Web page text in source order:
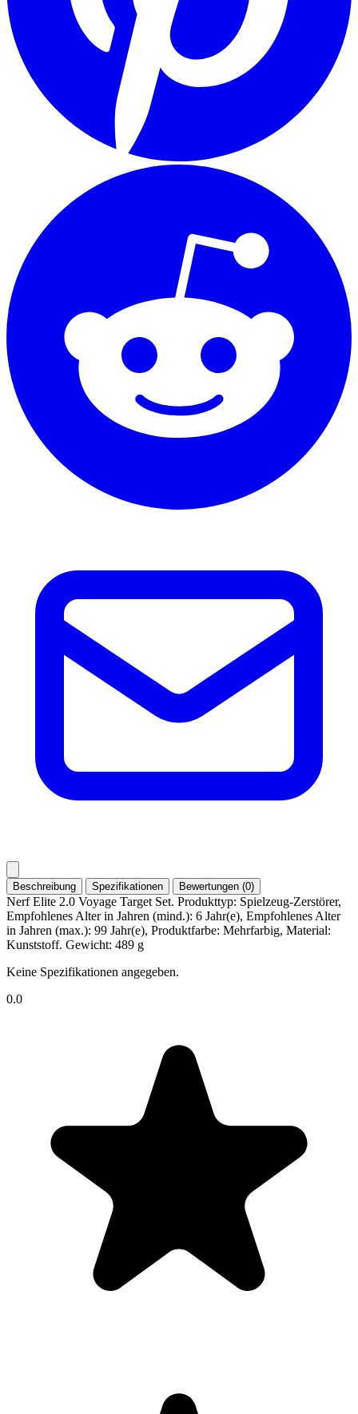
Beschreibung Spezifikationen Bewertungen (0)
Nerf Elite 2.0 Voyage Target Set. Produkttyp: Spielzeug-Zerstörer,
Empfohlenes Alter in Jahren (mind.): 6 Jahr(e), Empfohlenes Alter
in Jahren (max.): 99 Jahr(e), Produktfarbe: Mehrfarbig, Material:
Kunststoff. Gewicht: 489 g
Keine Spezifikationen angegeben.
0.0